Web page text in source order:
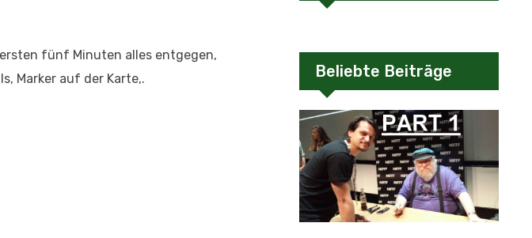
fünf Minuten alles entgegen,
Marker auf der Karte,.
Beliebte Beiträge